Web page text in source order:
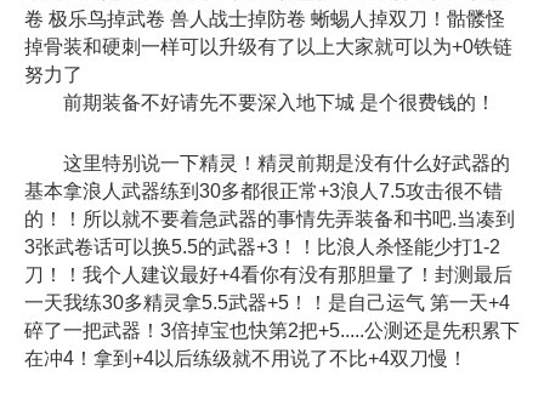
卷 极乐鸟掉武卷 兽人战士掉防卷 蜥蜴人掉双刀！骷髅怪
掉骨装和硬刺一样可以升级有了以上大家就可以为+0铁链
努力了
前期装备不好请先不要深入地下城 是个很费钱的！
这里特别说一下精灵！精灵前期是没有什么好武器的
基本拿浪人武器练到30多都很正常+3浪人7.5攻击很不错
的！！所以就不要着急武器的事情先弄装备和书吧.当凑到
3张武卷话可以换5.5的武器+3！！比浪人杀怪能少打1-2
刀！！我个人建议最好+4看你有没有那胆量了！封测最后
一天我练30多精灵拿5.5武器+5！！是自己运气 第一天+4
碎了一把武器！3倍掉宝也快第2把+5.....公测还是先积累下
在冲4！拿到+4以后练级就不用说了不比+4双刀慢！